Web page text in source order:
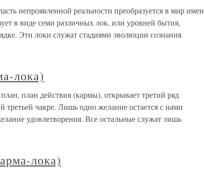
непроявленной реальности преобразуется в мир имен
в виде семи различных лок, или уровней бытия,
Эти локи служат стадиями эволюции сознания
лока)
план действия (кармы), открывает третий ряд
третьей чакре. Лишь одно желание остается с нами
удовлетворения. Все остальные служат лишь
лока)